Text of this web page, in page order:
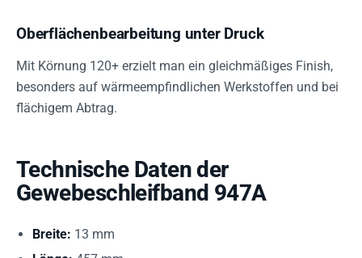
Oberflächenbearbeitung unter Druck
Mit Körnung 120+ erzielt man ein gleichmäßiges Finish,
besonders auf wärmeempfindlichen Werkstoffen und bei
flächigem Abtrag.
Technische Daten der
Gewebeschleifband 947A
Breite: 13 mm